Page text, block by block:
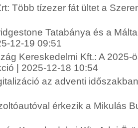
Több tízezer fát ültet a
Tatabánya és a
12-19 09:51
Kereskedelmi Kft.: A 2025-
| 2025-12-18 10:54
az adventi
érkezik a Mikulás